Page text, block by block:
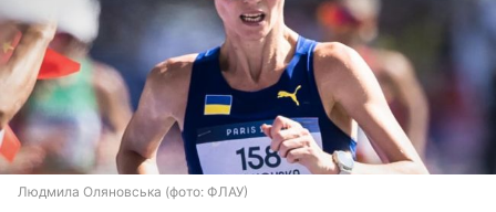
Людмила Оляновська (фото: ФЛАУ)